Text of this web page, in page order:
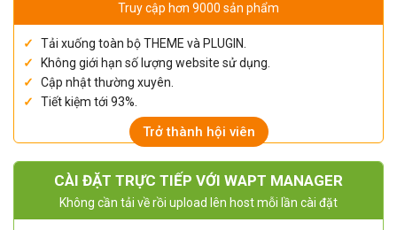
Truy cập hơn 9000 sản phẩm
Tải xuống toàn bộ THEME và PLUGIN.
Không giới hạn số lượng website sử dụng.
Cập nhật thường xuyên.
Tiết kiệm tới 93%.
Trở thành hội viên
CÀI ĐẶT TRỰC TIẾP VỚI WAPT MANAGER
Không cần tải về rồi upload lên host mỗi lần cài đặt